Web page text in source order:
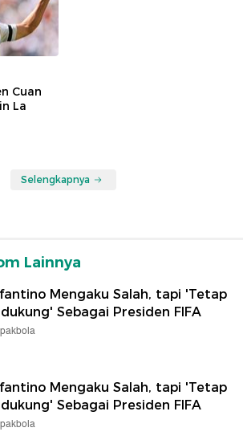
Cuan
La
Selengkapnya
Lainnya
Mengaku Salah, tapi 'Tetap
Sebagai Presiden FIFA
Mengaku Salah, tapi 'Tetap
Sebagai Presiden FIFA